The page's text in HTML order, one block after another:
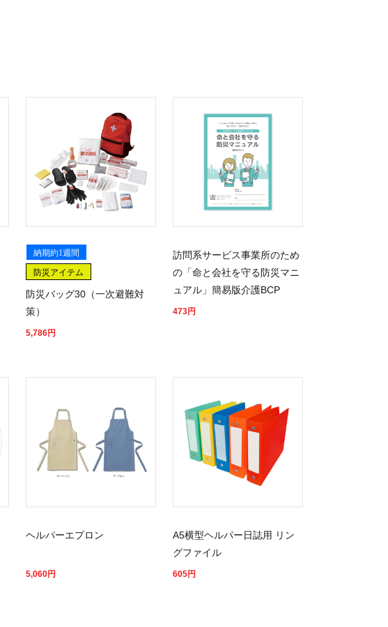
納期約1週間
防災アイテム
防災バッグ30（一次避難対
策）
5,786円
訪問系サービス事業所のため
の「命と会社を守る防災マニ
ュアル」簡易版介護BCP
473円
ヘルパーエプロン
5,060円
A5横型ヘルパー日誌用 リン
グファイル
605円